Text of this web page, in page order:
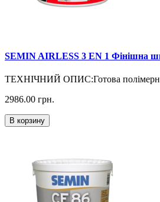
SEMIN AIRLESS 3 EN 1 Фінішна
ТЕХНІЧНИЙ ОПИС:Готова полімерна
2986.00 грн.
В корзину